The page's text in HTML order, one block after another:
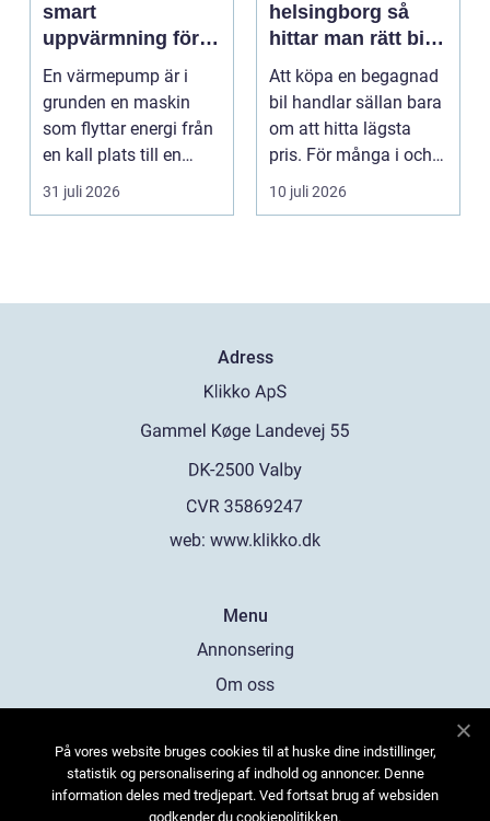
smart
uppvärmning för
värmländskt klimat
En värmepump är i
grunden en maskin
som flyttar energi från
en kall plats till en
varm. Den använder...
31 juli 2026
helsingborg så
hittar man rätt bil
till rätt pris
Att köpa en begagnad
bil handlar sällan bara
om att hitta lägsta
pris. För många i och
runt Helsingb...
10 juli 2026
Adress
web: www.klikko.dk
Menu
Annonsering
Om oss
Kontakta oss
Sitemap
På vores website bruges cookies til at huske dine indstillinger,
statistik og personalisering af indhold og annoncer. Denne
information deles med tredjepart. Ved fortsat brug af websiden
godkender du cookiepolitikken.